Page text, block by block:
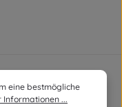
eine bestmögliche
Informationen ...